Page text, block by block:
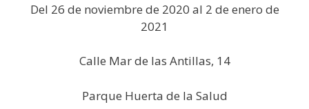
Del 26 de noviembre de 2020 al 2 de enero de
2021
Calle Mar de las Antillas, 14
Parque Huerta de la Salud